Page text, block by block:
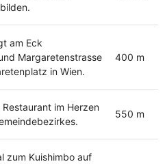
am Eck
Margaretenstrasse
in Wien.
400 m
im Herzen
550 m
zum Kuishimbo auf